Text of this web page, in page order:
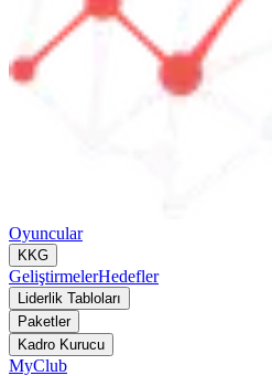
Oyuncular
KKG
GeliştirmelerHedefler
Liderlik Tabloları
Paketler
Kadro Kurucu
MyClub